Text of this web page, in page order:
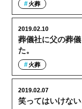
火葬
葬儀社に父の葬
た。
2019.02.10
火葬
笑ってはいけな
2019.02.07